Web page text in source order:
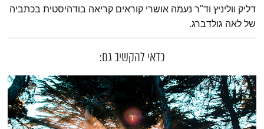
תמצית הפודקאסט
דליק ווליניץ וד"ר נעמה אושרי קוראים קריאה בודהיסטית בכתביה
של לאה גולדברג.
כדאי להקשיב גם: